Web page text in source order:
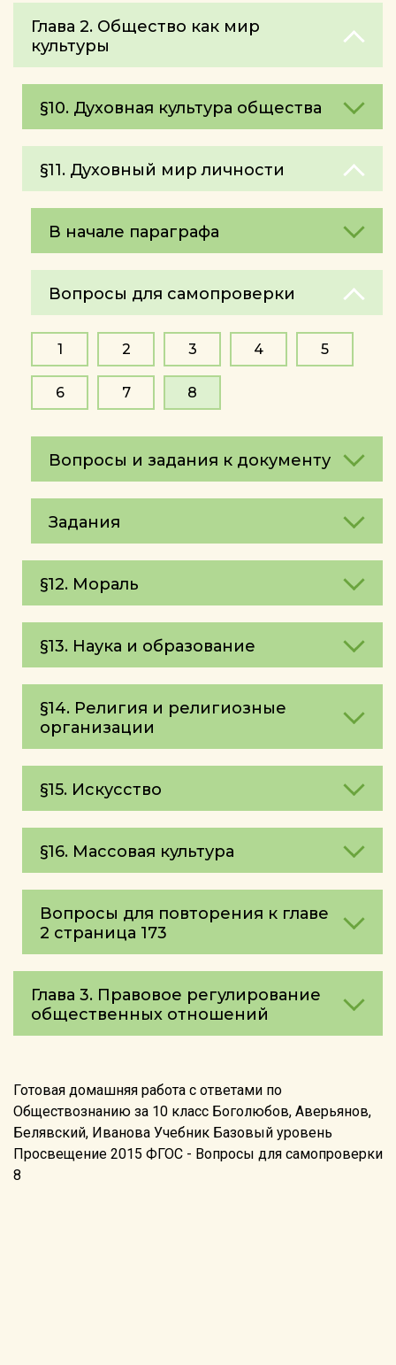
Глава 2. Общество как мир
культуры
§10. Духовная культура общества
§11. Духовный мир личности
В начале параграфа
Вопросы для самопроверки
1 2 3 4 5
6 7 8
Вопросы и задания к документу
Задания
§12. Мораль
§13. Наука и образование
§14. Религия и религиозные
организации
§15. Искусство
§16. Массовая культура
Вопросы для повторения к главе
2 страница 173
Глава 3. Правовое регулирование
общественных отношений
Готовая домашняя работа с ответами по
Обществознанию за 10 класс Боголюбов, Аверьянов,
Белявский, Иванова Учебник Базовый уровень
Просвещение 2015 ФГОС - Вопросы для самопроверки
8